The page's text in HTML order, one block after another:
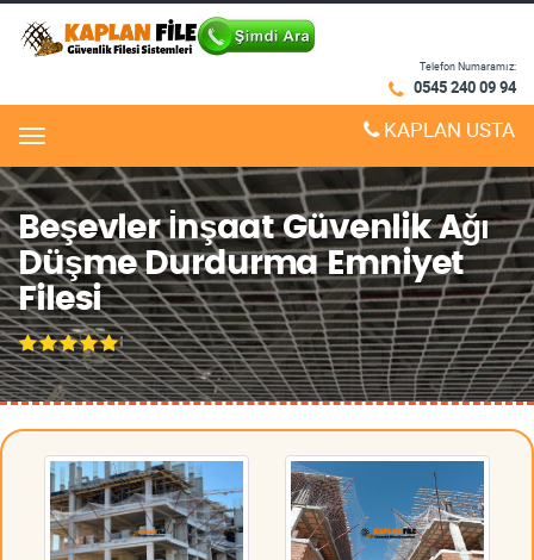
Telefon Numaramız:
0545 240 09 94
Menu KAPLAN USTA
Beşevler İnşaat Güvenlik Ağı
Düşme Durdurma Emniyet
Filesi